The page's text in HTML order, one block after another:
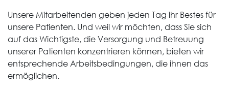
Unsere Mitarbeitenden geben jeden Tag ihr Bestes für
unsere Patienten. Und weil wir möchten, dass Sie sich
auf das Wichtigste, die Versorgung und Betreuung
unserer Patienten konzentrieren können, bieten wir
entsprechende Arbeitsbedingungen, die ihnen das
ermöglichen.